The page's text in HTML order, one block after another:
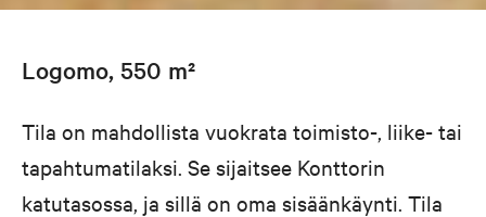
Logomo, 550 m²
Tila on mahdollista vuokrata toimisto-, liike- tai
tapahtumatilaksi. Se sijaitsee Konttorin
katutasossa, ja sillä on oma sisäänkäynti. Tila